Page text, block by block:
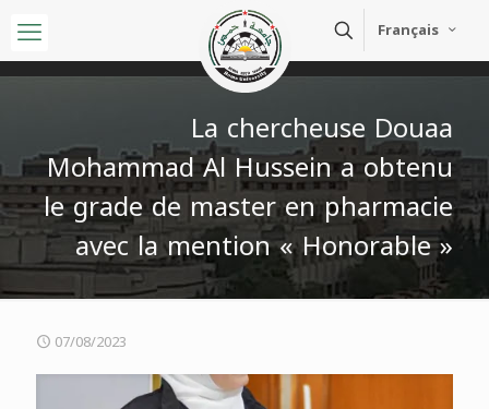
Français
La chercheuse Douaa
Mohammad Al Hussein a obtenu
le grade de master en pharmacie
avec la mention « Honorable »
07/08/2023